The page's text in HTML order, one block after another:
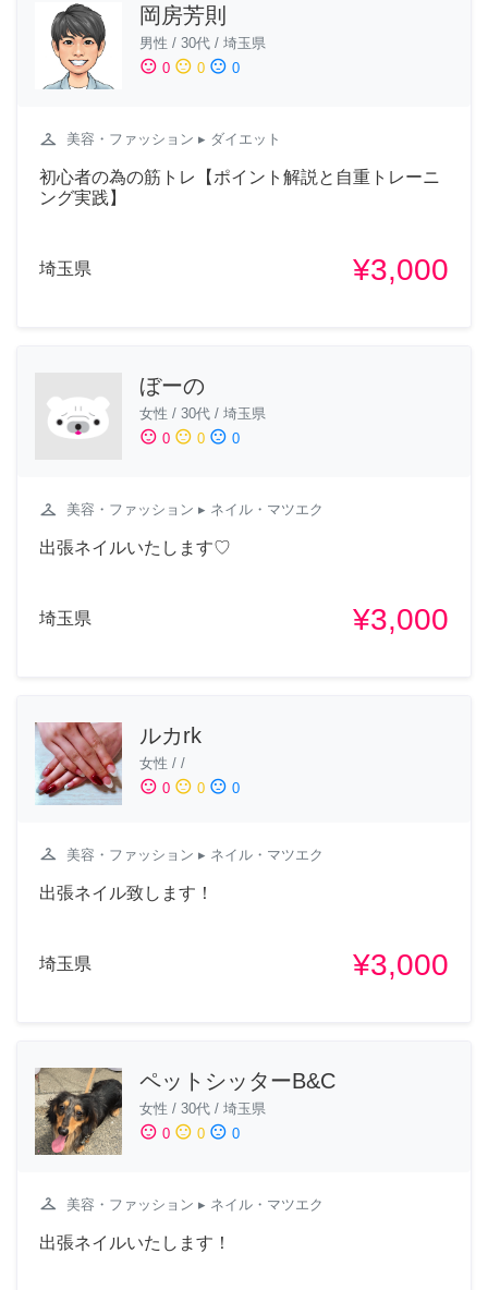
岡房芳則
男性 / 30代 / 埼玉県
sentiment_satisfied 0 sentiment_neutral 0 sentiment_dissatisfied 0
checkroom 美容・ファッション ▸ ダイエット
初心者の為の筋トレ【ポイント解説と自重トレーニ
ング実践】
埼玉県 ¥3,000
ぼーの
女性 / 30代 / 埼玉県
sentiment_satisfied 0 sentiment_neutral 0 sentiment_dissatisfied 0
checkroom 美容・ファッション ▸ ネイル・マツエク
出張ネイルいたします♡
埼玉県 ¥3,000
ルカrk
女性 / /
sentiment_satisfied 0 sentiment_neutral 0 sentiment_dissatisfied 0
checkroom 美容・ファッション ▸ ネイル・マツエク
出張ネイル致します！
埼玉県 ¥3,000
ペットシッターB&C
女性 / 30代 / 埼玉県
sentiment_satisfied 0 sentiment_neutral 0 sentiment_dissatisfied 0
checkroom 美容・ファッション ▸ ネイル・マツエク
出張ネイルいたします！